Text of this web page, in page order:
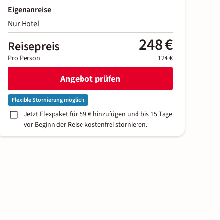
Eigenanreise
Nur Hotel
Reisepreis 248 €
Pro Person 124 €
Angebot prüfen
Flexible Stornierung möglich
Jetzt Flexpaket für 59 € hinzufügen und bis 15 Tage
vor Beginn der Reise kostenfrei stornieren.